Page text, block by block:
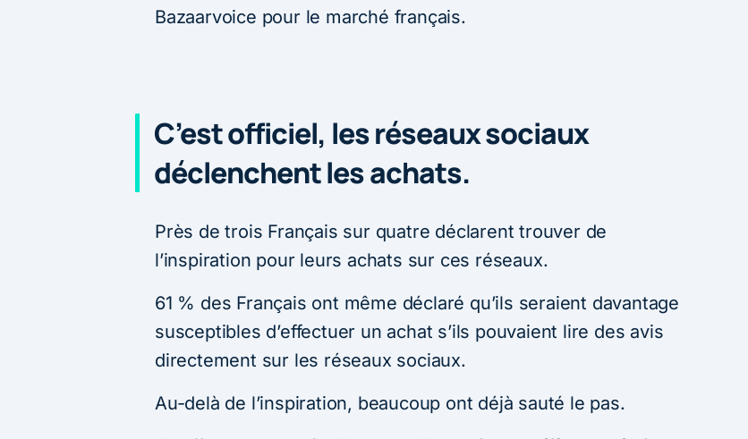
Bazaarvoice pour le marché français.
C’est officiel, les réseaux sociaux
déclenchent les achats.
Près de trois Français sur quatre déclarent trouver de
l’inspiration pour leurs achats sur ces réseaux.
61 % des Français ont même déclaré qu’ils seraient davantage
susceptibles d’effectuer un achat s’ils pouvaient lire des avis
directement sur les réseaux sociaux.
Au-delà de l’inspiration, beaucoup ont déjà sauté le pas.